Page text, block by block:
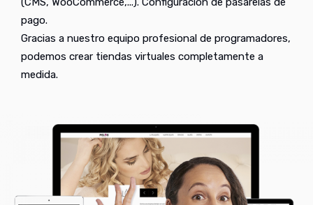
pago.
Gracias a nuestro equipo profesional de programadores,
podemos crear tiendas virtuales completamente a
medida.